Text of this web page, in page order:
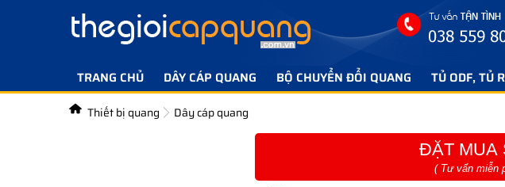
TRANG CHỦ DÂY CÁP QUANG BỘ CHUYỂN ĐỔI QUANG TỦ ODF, TỦ
Thiết bị quang Dây cáp quang
ĐẶT MUA
( Tư vấn miễn